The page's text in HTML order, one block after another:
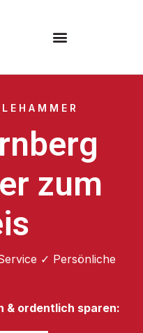
zum
✓ Persönliche
& ordentlich sparen: